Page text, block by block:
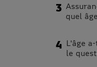
quel
L'âge
le